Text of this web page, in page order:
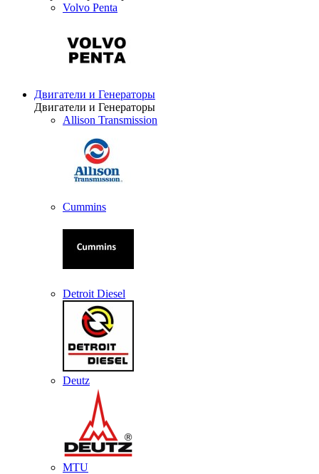
Volvo Penta
Двигатели и Генераторы
Двигатели и Генераторы
Allison Transmission
Cummins
Detroit Diesel
Deutz
MTU